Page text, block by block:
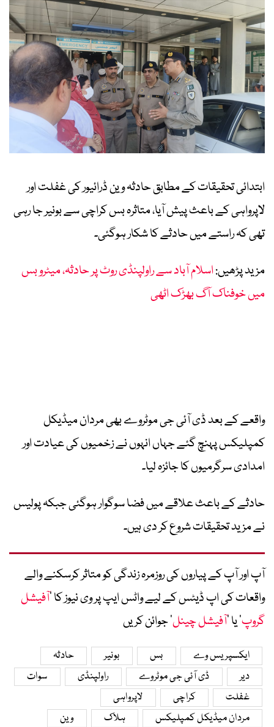
ابتدائی تحقیقات کے مطابق حادثہ وین ڈرائیور کی غفلت اور
لاپرواہی کے باعث پیش آیا، متاثرہ بس کراچی سے بونیر جا رہی
تھی کہ راستے میں حادثے کا شکار ہوگئی۔
مزید پڑھیں:اسلام آباد سے راولپنڈی روٹ پر حادثہ، میٹرو بس
میں خوفناک آگ بھڑک اٹھی
واقعے کے بعد ڈی آئی جی موٹروے بھی مردان میڈیکل
کمپلیکس پہنچ گئے جہاں انہوں نے زخمیوں کی عیادت اور
امدادی سرگرمیوں کا جائزہ لیا۔
حادثے کے باعث علاقے میں فضا سوگوار ہوگئی جبکہ پولیس
نے مزید تحقیقات شروع کر دی ہیں۔
آپ اور آپ کے پیاروں کی روزمرہ زندگی کو متاثر کرسکنے والے
واقعات کی اپ ڈیٹس کے لیے واٹس ایپ پر وی نیوز کا ’آفیشل
گروپ‘ یا ’آفیشل چینل‘ جوائن کریں
ایکسپریس وے بس بونیر
حادثہ
دیر
ڈی آئی جی موٹروے راولپنڈی
سوات
غفلت
کراچی
لاپرواہی
مردان میڈیکل کمپلیکس
ہلاک
وین